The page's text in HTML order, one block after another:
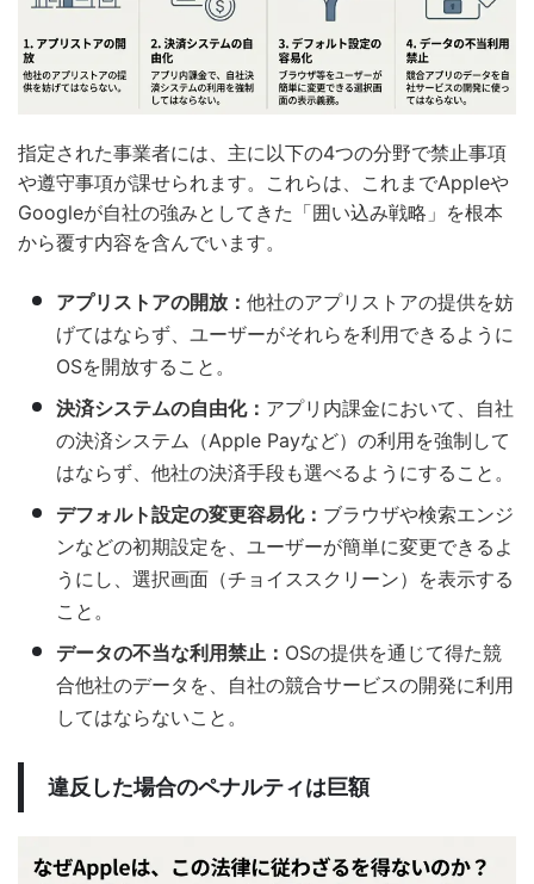
指定された事業者には、主に以下の4つの分野で禁止事項
や遵守事項が課せられます。これらは、これまでAppleや
Googleが自社の強みとしてきた「囲い込み戦略」を根本
から覆す内容を含んでいます。
アプリストアの開放： 他社のアプリストアの提供を妨
げてはならず、ユーザーがそれらを利用できるように
OSを開放すること。
決済システムの自由化： アプリ内課金において、自社
の決済システム（Apple Payなど）の利用を強制して
はならず、他社の決済手段も選べるようにすること。
デフォルト設定の変更容易化： ブラウザや検索エンジ
ンなどの初期設定を、ユーザーが簡単に変更できるよ
うにし、選択画面（チョイススクリーン）を表示する
こと。
データの不当な利用禁止： OSの提供を通じて得た競
合他社のデータを、自社の競合サービスの開発に利用
してはならないこと。
違反した場合のペナルティは巨額